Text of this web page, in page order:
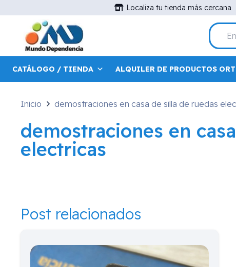
Localiza tu tienda más cercana
CATÁLOGO / TIENDA ALQUILER DE PRODUCTOS
Inicio demostraciones en casa de silla de ruedas
demostraciones en
electricas
Post relacionados